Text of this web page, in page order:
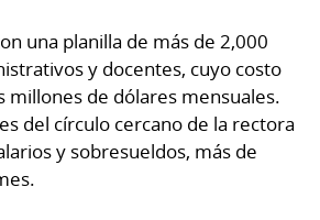
una planilla de más de 2,000
y docentes, cuyo costo
millones de dólares mensuales.
del círculo cercano de la rectora
y sobresueldos, más de